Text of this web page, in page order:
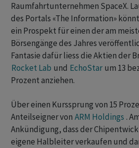
Raumfahrtunternehmen SpaceX.
des Portals «The Information»
ein Prospekt für einen der am
Börsengänge des Jahres
Fantasie dafür liess die Aktien der
Rocket Lab und EchoStar um 13
Prozent anziehen.
Über einen Kurssprung von 15
Anteilseigner von ARM Holdings .
Ankündigung, dass der
eigene Halbleiter verkaufen und